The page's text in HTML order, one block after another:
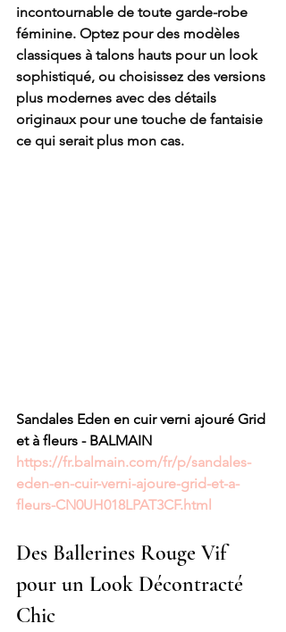
incontournable de toute garde-robe
féminine. Optez pour des modèles
classiques à talons hauts pour un look
sophistiqué, ou choisissez des versions
plus modernes avec des détails
originaux pour une touche de fantaisie
ce qui serait plus mon cas.
Sandales Eden en cuir verni ajouré Grid
et à fleurs - BALMAIN
https://fr.balmain.com/fr/p/sandales-
eden-en-cuir-verni-ajoure-grid-et-a-
fleurs-CN0UH018LPAT3CF.html
Des Ballerines Rouge Vif
pour un Look Décontracté
Chic